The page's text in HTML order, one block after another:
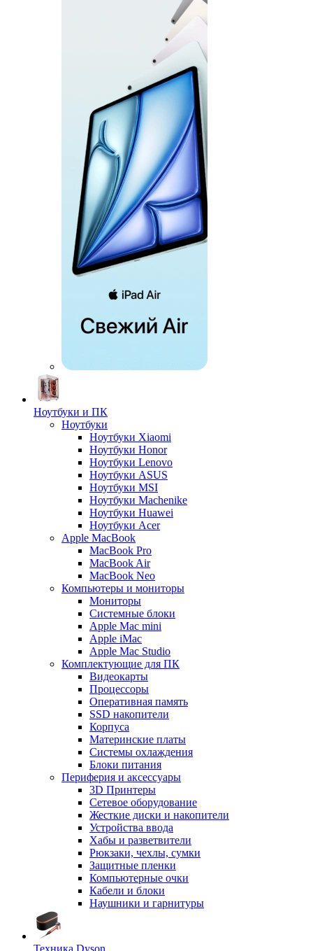
Ноутбуки и ПК
Ноутбуки
Ноутбуки Xiaomi
Ноутбуки Honor
Ноутбуки Lenovo
Ноутбуки ASUS
Ноутбуки MSI
Ноутбуки Machenike
Ноутбуки Huawei
Ноутбуки Acer
Apple MacBook
MacBook Pro
MacBook Air
MacBook Neo
Компьютеры и мониторы
Мониторы
Системные блоки
Apple Mac mini
Apple iMac
Apple Mac Studio
Комплектующие для ПК
Видеокарты
Процессоры
Оперативная память
SSD накопители
Корпуса
Материнские платы
Системы охлаждения
Блоки питания
Периферия и аксессуары
3D Принтеры
Сетевое оборудование
Жесткие диски и накопители
Устройства ввода
Хабы и разветвители
Рюкзаки, чехлы, сумки
Защитные пленки
Компьютерные очки
Кабели и блоки
Наушники и гарнитуры
Техника Dyson